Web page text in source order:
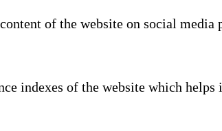
of the website on social
indexes of the website which